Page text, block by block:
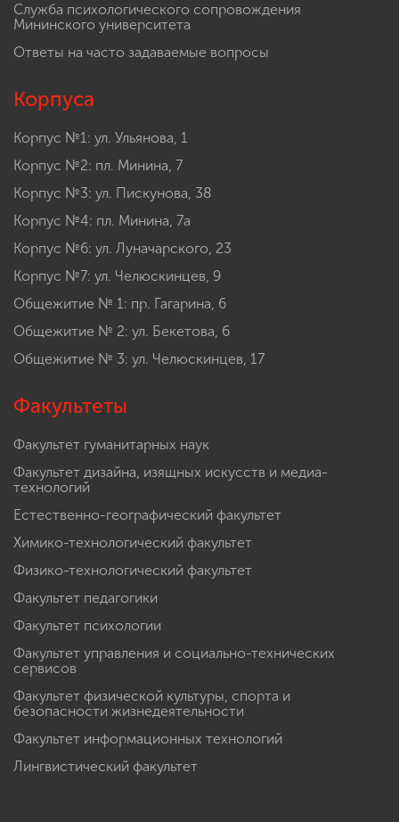
Служба психологического сопровождения
Мининского университета
Ответы на часто задаваемые вопросы
Корпуса
Корпус №1: ул. Ульянова, 1
Корпус №2: пл. Минина, 7
Корпус №3: ул. Пискунова, 38
Корпус №4: пл. Минина, 7а
Корпус №6: ул. Луначарского, 23
Корпус №7: ул. Челюскинцев, 9
Общежитие № 1: пр. Гагарина, 6
Общежитие № 2: ул. Бекетова, 6
Общежитие № 3: ул. Челюскинцев, 17
Факультеты
Факультет гуманитарных наук
Факультет дизайна, изящных искусств и медиа-
технологий
Естественно-географический факультет
Химико-технологический факультет
Физико-технологический факультет
Факультет педагогики
Факультет психологии
Факультет управления и социально-технических
сервисов
Факультет физической культуры, спорта и
безопасности жизнедеятельности
Факультет информационных технологий
Лингвистический факультет